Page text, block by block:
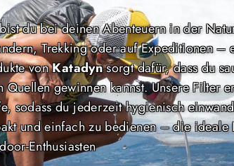
du bei deinen Abenteuern in der
Trekking oder auf Expeditionen –
vonKatadynsorgt dafür, dass du
gewinnen kannst. Unsere Filter
sodass du jederzeit hygienisch
und einfach zu bedienen – die ideale
Enthusiasten